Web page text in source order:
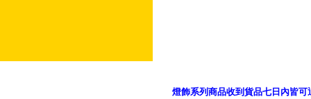
燈飾系列商品收到貨品七日內皆